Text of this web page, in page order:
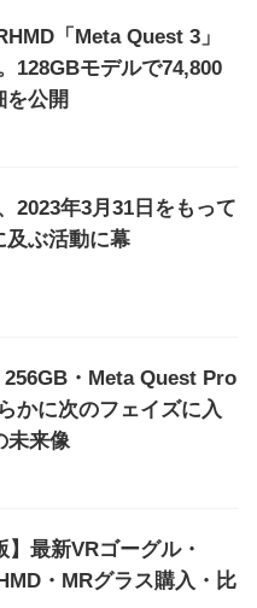
「Meta Quest 3」
128GBモデルで74,800
を公開
2023年3月31日をもって
及ぶ活動に幕
・Meta Quest Pro
かに次のフェイズに入
未来像
】最新VRゴーグル・
・MRグラス購入・比